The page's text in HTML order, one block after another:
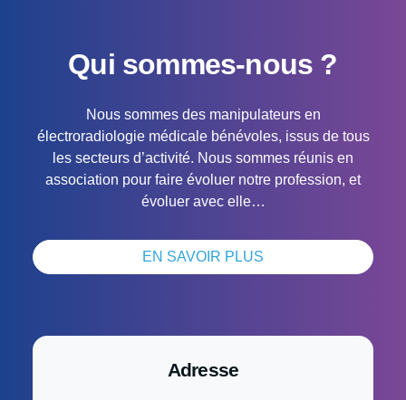
Qui sommes-nous ?
Nous sommes des manipulateurs en
électroradiologie médicale bénévoles, issus de tous
les secteurs d’activité. Nous sommes réunis en
association pour faire évoluer notre profession, et
évoluer avec elle…
EN SAVOIR PLUS
Adresse